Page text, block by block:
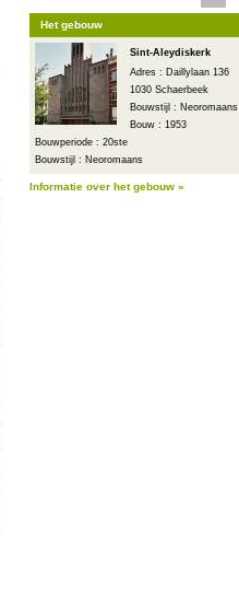
Het gebouw
Sint-Aleydiskerk
Adres : Daillylaan 136
1030 Schaerbeek
Bouwstijl : Neoromaans
Bouw : 1953
Bouwperiode : 20ste
Bouwstijl : Neoromaans
Informatie over het gebouw »